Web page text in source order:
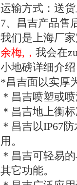
运输方式：送
7、昌吉产品售
我们是上海厂
余梅,， 我会在
小地磅详细介绍
*昌吉面以实厚
＊昌吉喷塑或
＊昌吉地上衡
＊昌吉以IP67
用。
＊昌吉可轻易
其它功能。